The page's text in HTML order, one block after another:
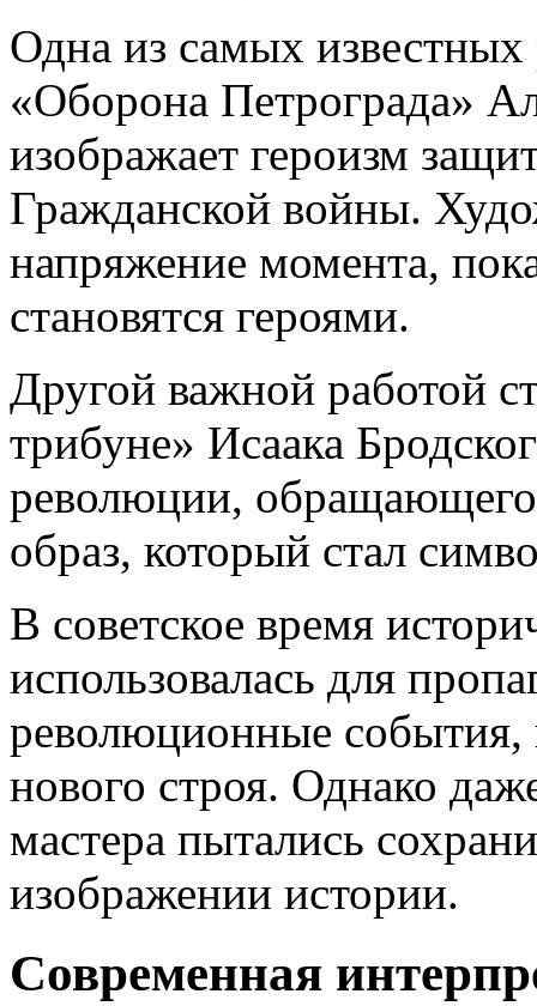
Одна из самых
«Оборона Петрограда»
изображает героизм
Гражданской войны.
напряжение момента,
становятся героями.
Другой важной работой
трибуне» Исаака
революции,
образ, который стал
В советское время
использовалась для
революционные события,
нового строя. Однако
мастера пытались
изображении истории.
Современная